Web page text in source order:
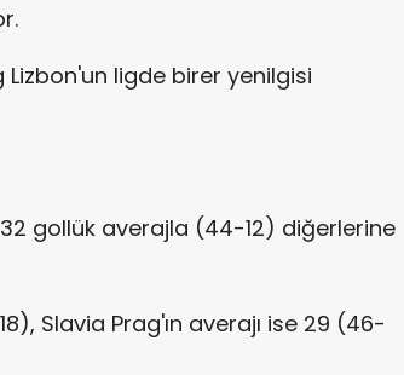
ligde birer yenilgisi
gollük averajla (44-12) diğerlerine
Slavia Prag'ın averajı ise 29 (46-